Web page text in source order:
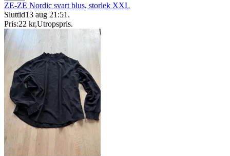
ZE-ZE Nordic svart blus, storlek XXL
Sluttid13 aug 21:51 .
Pris:22 kr,Utropspris.